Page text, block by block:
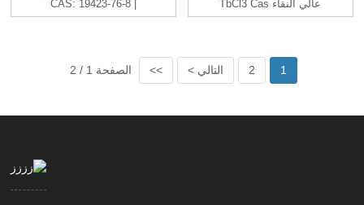
CAS: 19423-76-8 |
CeCl3 |...
عالي النقاء TbCl3 Cas
1379...
1
2 التالي > >> الصفحة 1 / 2